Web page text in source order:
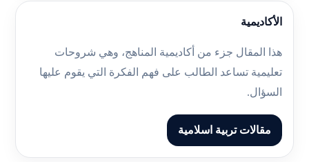
الأكاديمية
هذا المقال جزء من أكاديمية المناهج، وهي شروحات
تعليمية تساعد الطالب على فهم الفكرة التي يقوم عليها
السؤال.
مقالات تربية اسلامية